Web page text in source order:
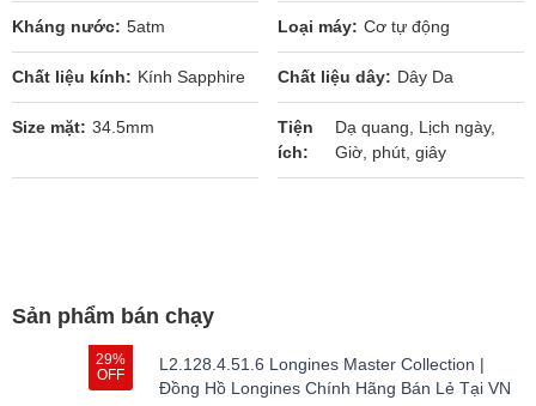
Kháng nước 5atm Loại máy Cơ tự động
Chất liệu kính Kính Sapphire Chất liệu dây Dây Da
Size mặt 34.5mm
Tiện
ích
Dạ quang, Lịch ngày,
Giờ, phút, giây
Sản phẩm bán chạy
29%
OFF
L2.128.4.51.6 Longines Master Collection |
Đồng Hồ Longines Chính Hãng Bán Lẻ Tại VN